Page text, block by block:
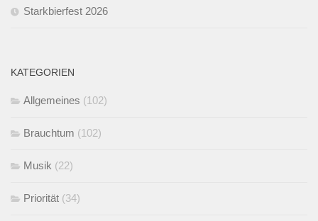
Starkbierfest 2026
KATEGORIEN
Allgemeines (102)
Brauchtum (102)
Musik (22)
Priorität (34)